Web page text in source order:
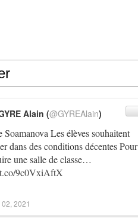
Soamanova Les élèves souhaitent
dans des conditions décentes Pour
une salle de classe…
9c0VxiAftX
Alain (@GYREAlain)
2021